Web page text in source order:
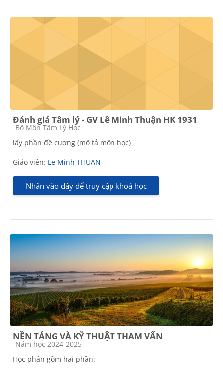
Đánh giá Tâm lý - GV Lê Minh Thuận HK 1931
Các loại khóa học
Bộ Môn Tâm Lý Học
lấy phần đề cương (mô tả môn học)
Giáo viên: Le Minh THUAN
Nhấn vào đây để truy cập khoá học
NỀN TẢNG VÀ KỸ THUẬT THAM VẤN
Các loại khóa học
Năm học 2024-2025
Học phần gồm hai phần: